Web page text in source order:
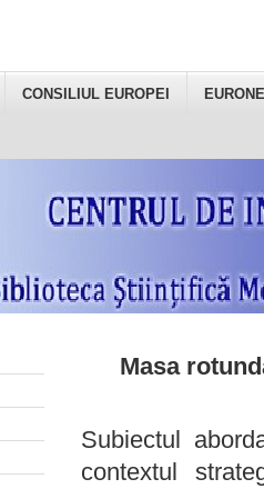
CONSILIUL EUROPEI
Masa
Subiectul
contextul